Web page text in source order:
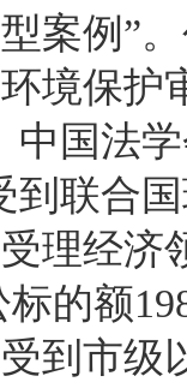
案例”
境保护
中国法
到联合
理经济
标的额
到市级